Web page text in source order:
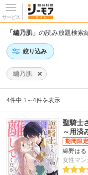
サービス
「編乃肌」の読み放題検索
絞り込み
編乃肌
4件中 1～4件を表示
聖騎士
～用済
綿野はる
女性マン